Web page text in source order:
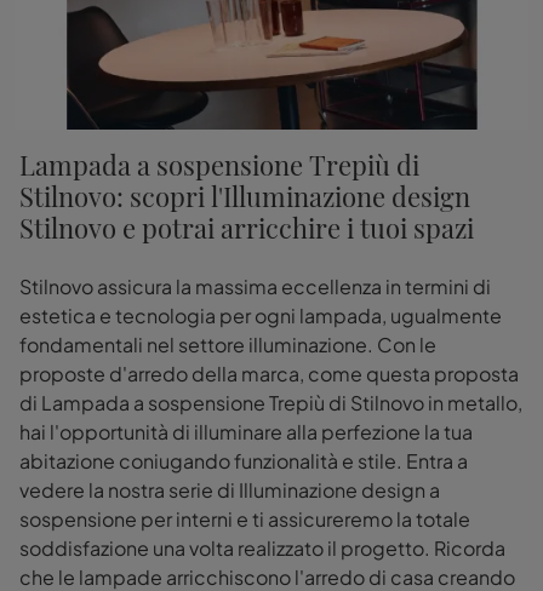
Lampada a sospensione Trepiù di
Stilnovo: scopri l'Illuminazione design
Stilnovo e potrai arricchire i tuoi spazi
Stilnovo assicura la massima eccellenza in termini di
estetica e tecnologia per ogni lampada, ugualmente
fondamentali nel settore illuminazione. Con le
proposte d'arredo della marca, come questa proposta
di Lampada a sospensione Trepiù di Stilnovo in metallo,
hai l'opportunità di illuminare alla perfezione la tua
abitazione coniugando funzionalità e stile. Entra a
vedere la nostra serie di Illuminazione design a
sospensione per interni e ti assicureremo la totale
soddisfazione una volta realizzato il progetto. Ricorda
che le lampade arricchiscono l'arredo di casa creando